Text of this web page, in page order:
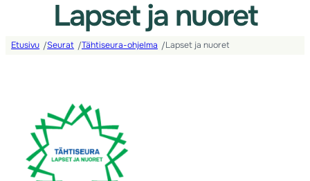
Lapset ja nuoret
Etusivu /Seurat /Tähtiseura-ohjelma /Lapset ja nuoret